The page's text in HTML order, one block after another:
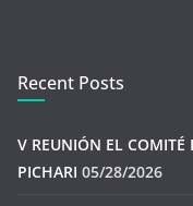
Recent Posts
V REUNIÓN EL COMITÉ
PICHARI 05/28/2026